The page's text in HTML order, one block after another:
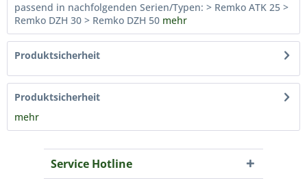
passend in nachfolgenden Serien/Typen: > Remko ATK 25 >
Remko DZH 30 > Remko DZH 50 mehr
Produktsicherheit
Produktsicherheit
mehr
Service Hotline